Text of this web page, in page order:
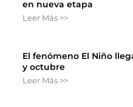
en nueva etapa
Leer Más >>
El fenómeno El Niño
y octubre
Leer Más >>